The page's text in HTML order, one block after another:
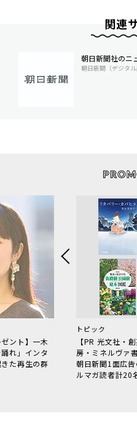
関連
朝日新聞社のニ
朝日新聞（デジタル
ント】一木
れ」インタ
た再生の群
トピック
【PR 光文社・
房・ミネルヴァ
朝日新聞1面広
ルマガ読者計20